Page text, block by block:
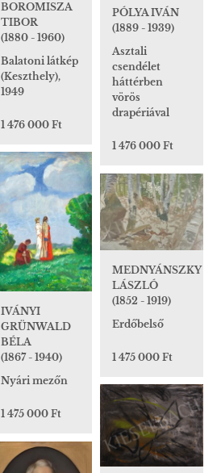
PÓLYA IVÁN
(1889 - 1939)
Asztali
csendélet
háttérben
vörös
drapériával
1 476 000 Ft
BOROMISZA
TIBOR
(1880 - 1960)
Balatoni látkép
(Keszthely),
1949
1 476 000 Ft
IVÁNYI
GRÜNWALD
BÉLA
(1867 - 1940)
Nyári mezőn
1 475 000 Ft
MEDNYÁNSZKY
LÁSZLÓ
(1852 - 1919)
Erdőbelső
1 475 000 Ft